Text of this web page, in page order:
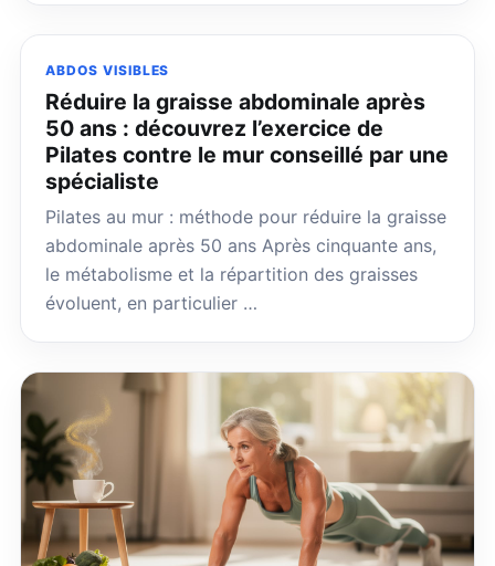
ABDOS VISIBLES
Réduire la graisse abdominale après
50 ans : découvrez l’exercice de
Pilates contre le mur conseillé par une
spécialiste
Pilates au mur : méthode pour réduire la graisse
abdominale après 50 ans Après cinquante ans,
le métabolisme et la répartition des graisses
évoluent, en particulier …